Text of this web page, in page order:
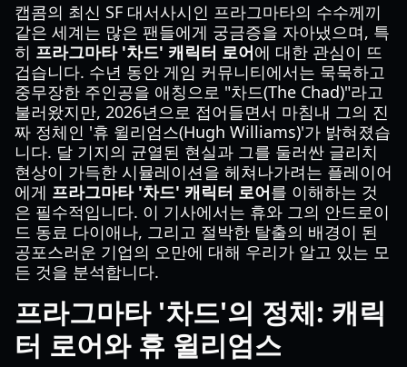
캡콤의 최신 SF 대서사시인 프라그마타의 수수께끼
같은 세계는 많은 팬들에게 궁금증을 자아냈으며, 특
히 프라그마타 '차드' 캐릭터 로어에 대한 관심이 뜨
겁습니다. 수년 동안 게임 커뮤니티에서는 묵묵하고
중무장한 주인공을 애칭으로 "차드(The Chad)"라고
불러왔지만, 2026년으로 접어들면서 마침내 그의 진
짜 정체인 '휴 윌리엄스(Hugh Williams)'가 밝혀졌습
니다. 달 기지의 균열된 현실과 그를 둘러싼 글리치
현상이 가득한 시뮬레이션을 헤쳐나가려는 플레이어
에게 프라그마타 '차드' 캐릭터 로어를 이해하는 것
은 필수적입니다. 이 기사에서는 휴와 그의 안드로이
드 동료 다이애나, 그리고 절박한 탈출의 배경이 된
공포스러운 기업의 오만에 대해 우리가 알고 있는 모
든 것을 분석합니다.
프라그마타 '차드'의 정체: 캐릭
터 로어와 휴 윌리엄스